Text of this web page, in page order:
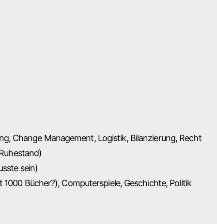
Change Management, Logistik, Bilanzierung, Recht
sein)
Bücher?), Computerspiele, Geschichte, Politik